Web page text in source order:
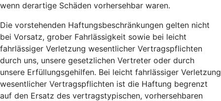
wenn derartige Schäden vorhersehbar waren.
Die vorstehenden Haftungsbeschränkungen gelten nicht
bei Vorsatz, grober Fahrlässigkeit sowie bei leicht
fahrlässiger Verletzung wesentlicher Vertragspflichten
durch uns, unsere gesetzlichen Vertreter oder durch
unsere Erfüllungsgehilfen. Bei leicht fahrlässiger Verletzung
wesentlicher Vertragspflichten ist die Haftung begrenzt
auf den Ersatz des vertragstypischen, vorhersehbaren